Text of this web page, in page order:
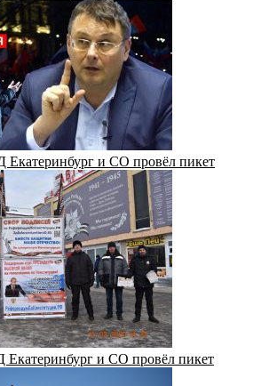
Екатеринбург и СО провёл пикет
Екатеринбург и СО провёл пикет